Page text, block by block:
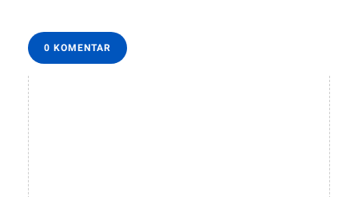
0 KOMENTAR